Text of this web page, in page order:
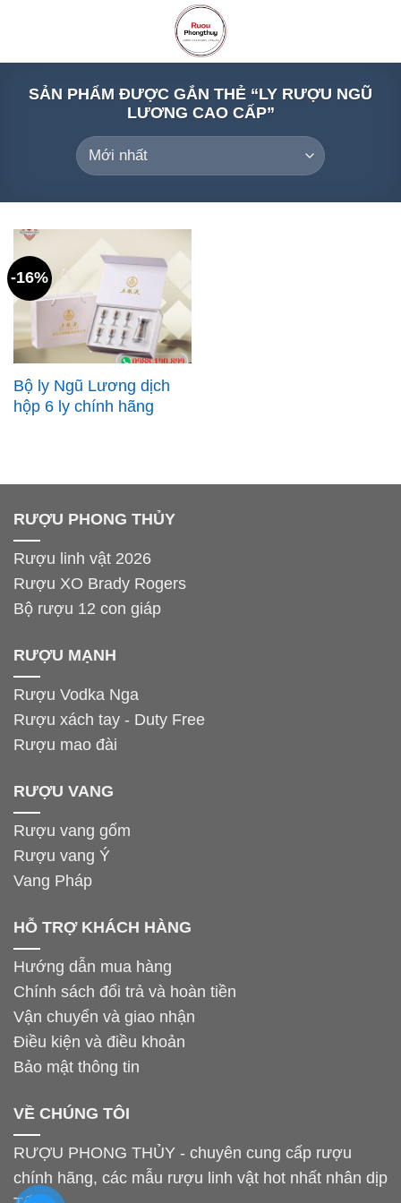
content
SẢN PHẨM ĐƯỢC GẮN THẺ “LY RƯỢU NGŨ
LƯƠNG CAO CẤP”
-16%
Bộ ly Ngũ Lương dịch
hộp 6 ly chính hãng
RƯỢU PHONG THỦY
Rượu linh vật 2026
Rượu XO Brady Rogers
Bộ rượu 12 con giáp
RƯỢU MẠNH
Rượu Vodka Nga
Rượu xách tay - Duty Free
Rượu mao đài
RƯỢU VANG
Rượu vang gốm
Rượu vang Ý
Vang Pháp
HỖ TRỢ KHÁCH HÀNG
Hướng dẫn mua hàng
Chính sách đổi trả và hoàn tiền
Vận chuyển và giao nhận
Điều kiện và điều khoản
Bảo mật thông tin
VỀ CHÚNG TÔI
RƯỢU PHONG THỦY - chuyên cung cấp rượu
chính hãng, các mẫu rượu linh vật hot nhất nhân dịp